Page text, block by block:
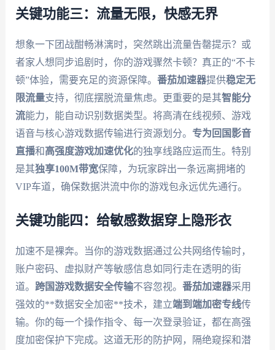
关键功能三：流量无限，快感无界
想象一下团战酣畅淋漓时，突然跳出流量告罄提示？或
者家人想同步追剧时，你的游戏骤然卡顿？真正的“不卡
顿”体验，需要充足的资源保障。 番茄加速器提供稳定无
限流量支持，彻底摆脱流量焦虑。更重要的是其智能分
流能力，能自动识别数据类型。将高清在线视频、游戏
语音与核心游戏数据传输进行资源划分。 专为回国影音
直播和高强度游戏加速优化的独享线路应运而生。特别
是其独享100M带宽保障，为玩家辟出一条远离拥堵的
VIP车道，确保数据洪流中你的游戏包永远优先通行。
关键功能四：给敏感数据穿上隐形衣
加速不是裸奔。当你的游戏数据通过公共网络传输时，
账户密码、虚拟财产等敏感信息如同行走在透明的街
道。 跨国游戏数据安全传输不容忽视。 番茄加速器采用
强效的**数据安全加密**技术，建立端到端加密专线传
输。你的每一个操作指令、每一次登录验证，都在高强
度加密保护下完成。这道无形的防护网，隔绝窥探和潜